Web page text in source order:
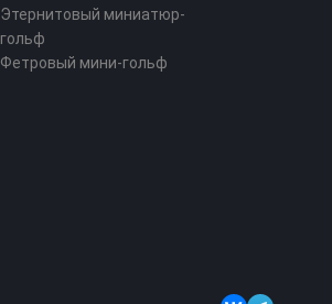
Этернитовый миниатюр-
гольф
Фетровый мини-гольф